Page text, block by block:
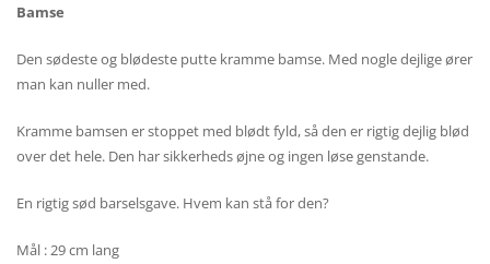
Bamse
Den sødeste og blødeste putte kramme bamse. Med nogle dejlige ører
man kan nuller med.
Kramme bamsen er stoppet med blødt fyld, så den er rigtig dejlig blød
over det hele. Den har sikkerheds øjne og ingen løse genstande.
En rigtig sød barselsgave. Hvem kan stå for den?
Mål : 29 cm lang